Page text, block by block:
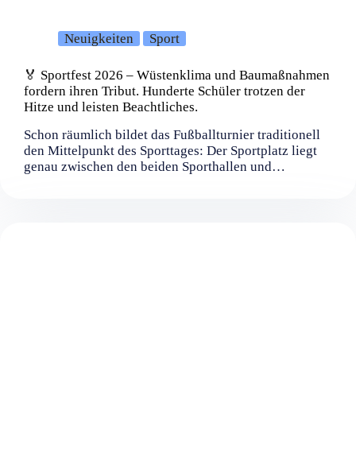
Neuigkeiten Sport
🏅 Sportfest 2026 – Wüstenklima und Baumaßnahmen
fordern ihren Tribut. Hunderte Schüler trotzen der
Hitze und leisten Beachtliches.
Schon räumlich bildet das Fußballturnier traditionell
den Mittelpunkt des Sporttages: Der Sportplatz liegt
genau zwischen den beiden Sporthallen und…